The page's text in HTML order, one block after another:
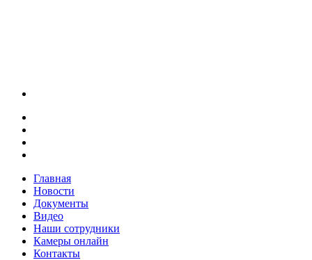
Главная
Новости
Документы
Видео
Наши сотрудники
Камеры онлайн
Контакты